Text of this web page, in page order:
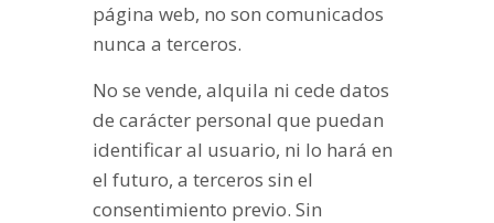
página web, no son comunicados
nunca a terceros.
No se vende, alquila ni cede datos
de carácter personal que puedan
identificar al usuario, ni lo hará en
el futuro, a terceros sin el
consentimiento previo. Sin